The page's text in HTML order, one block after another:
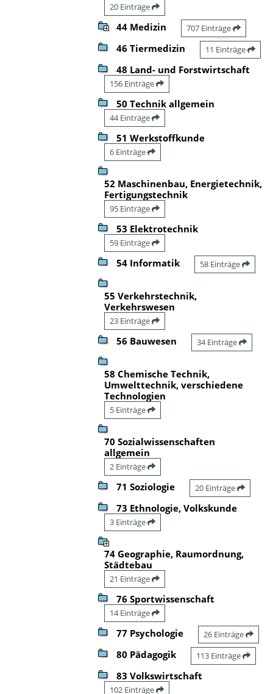
20 Einträge
44 Medizin 707 Einträge
46 Tiermedizin 11 Einträge
48 Land- und Forstwirtschaft
156 Einträge
50 Technik allgemein
44 Einträge
51 Werkstoffkunde
6 Einträge
52 Maschinenbau, Energietechnik,
Fertigungstechnik
95 Einträge
53 Elektrotechnik
59 Einträge
54 Informatik 58 Einträge
55 Verkehrstechnik,
Verkehrswesen
23 Einträge
56 Bauwesen 34 Einträge
58 Chemische Technik,
Umwelttechnik, verschiedene
Technologien
5 Einträge
70 Sozialwissenschaften
allgemein
2 Einträge
71 Soziologie 20 Einträge
73 Ethnologie, Volkskunde
3 Einträge
74 Geographie, Raumordnung,
Städtebau
21 Einträge
76 Sportwissenschaft
14 Einträge
77 Psychologie 26 Einträge
80 Pädagogik 113 Einträge
83 Volkswirtschaft
102 Einträge